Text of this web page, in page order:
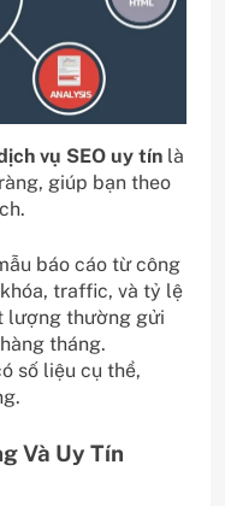
vụ SEO uy tín là
giúp bạn theo
báo cáo từ công
traffic, và tỷ lệ
lượng thường gửi
tháng.
số liệu cụ thể,
Và Uy Tín